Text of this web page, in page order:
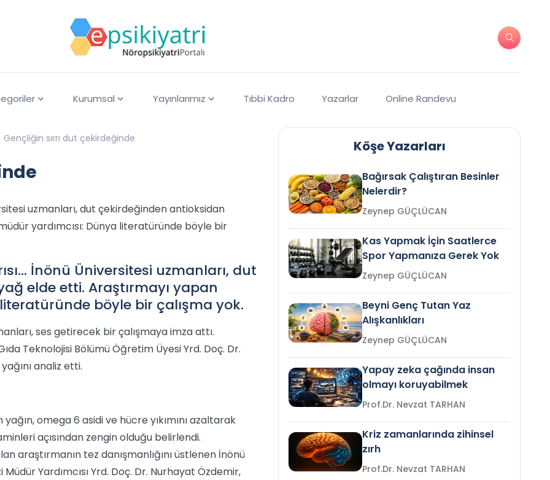
Kurumsal Yayınlarımız Tıbbi Kadro Yazarlar Online Randevu
Gençliğin sırrı dut çekirdeğinde
uzmanları, dut çekirdeğinden antioksidan
yardımcısı: Dünya literatüründe böyle bir
İnönü Üniversitesi uzmanları, dut
elde etti. Araştırmayı yapan
böyle bir çalışma yok.
ses getirecek bir çalışmaya imza attı.
Teknolojisi Bölümü Öğretim Üyesi Yrd. Doç. Dr.
analiz etti.
omega 6 asidi ve hücre yıkımını azaltarak
açısından zengin olduğu belirlendi.
araştırmanın tez danışmanlığını üstlenen İnönü
Yardımcısı Yrd. Doç. Dr. Nurhayat Özdemir,
Köşe Yazarları
Bağırsak Çalıştıran Besinler
Nelerdir?
Zeynep GÜÇLÜCAN
Kas Yapmak İçin Saatlerce
Spor Yapmanıza Gerek Yok
Zeynep GÜÇLÜCAN
Beyni Genç Tutan Yaz
Alışkanlıkları
Zeynep GÜÇLÜCAN
Yapay zeka çağında insan
olmayı koruyabilmek
Prof.Dr. Nevzat TARHAN
Kriz zamanlarında zihinsel
zırh
Prof.Dr. Nevzat TARHAN